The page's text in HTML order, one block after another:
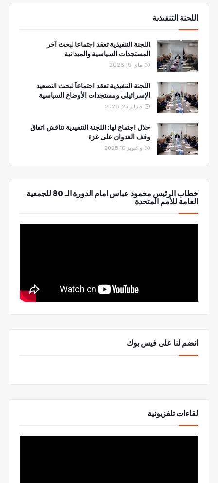
اللجنة التنفيذية
اللجنة التنفيذية تعقد اجتماعا لبحث آخر
المستجدات السياسية والميدانية
ماي 19, 2026
اللجنة التنفيذية تعقد اجتماعاً لبحث التصعيد
الإسرائيلي ومستجدات الأوضاع السياسية
فبراير 25, 2026
خلال اجتماع لها: اللجنة التنفيذية تناقش اتفاق
وقف العدوان على غزة
واكتوبر 10, 2025
خطاب الرئيس محمود عباس امام الدورة الـ 80 للجمعية
العامة للأمم المتحدة
انضم لنا على فيس بوك
لقاءات تلفزيونية